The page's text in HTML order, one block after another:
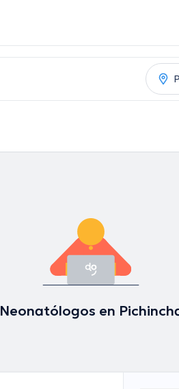
Neonatólogos en